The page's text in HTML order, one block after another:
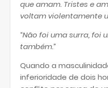
que amam. Tristes e
voltam violentamente
“Não foi uma surra, foi
também.”
Quando a
inferioridade de dois